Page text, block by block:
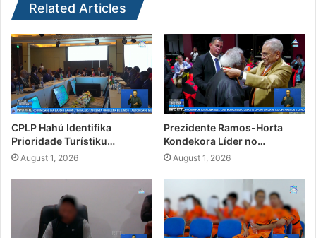
Related Articles
CPLP Hahú Identifika
Prioridade Turístiku…
August 1, 2026
Prezidente Ramos-Horta
Kondekora Líder no…
August 1, 2026